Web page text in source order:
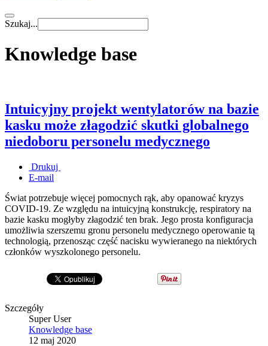
Szukaj...
Knowledge base
Intuicyjny projekt wentylatorów na bazie
kasku może złagodzić skutki globalnego
niedoboru personelu medycznego
Drukuj
E-mail
Świat potrzebuje więcej pomocnych rąk, aby opanować kryzys
COVID-19. Ze względu na intuicyjną konstrukcję, respiratory na
bazie kasku mogłyby złagodzić ten brak. Jego prosta konfiguracja
umożliwia szerszemu gronu personelu medycznego operowanie tą
technologią, przenosząc część nacisku wywieranego na niektórych
członków wyszkolonego personelu.
Szczegóły
Super User
Knowledge base
12 maj 2020